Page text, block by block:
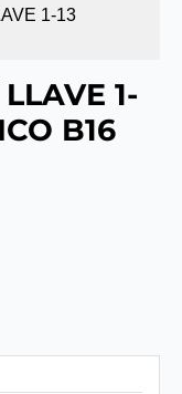
1-13
1-
B16